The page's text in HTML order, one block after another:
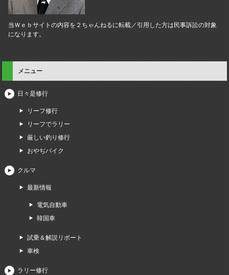
当Ｗｅｂサイトの内容を２ちゃんねるに転載／引用した方は民事訴訟の対象
になります。
メニュー
日々是修行
リーフ修行
リーフでラリー
厳しい釣り修行
おやぢバイク
クルマ
最新情報
電気自動車
韓国車
試乗＆解説リポート
車検
ラリー修行